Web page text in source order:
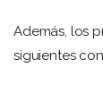
Además, los
siguientes